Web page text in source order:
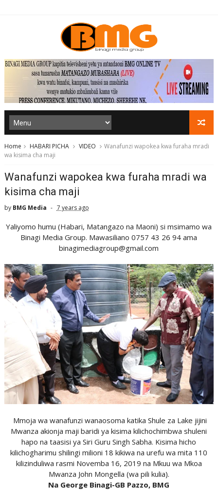
Home HABARI PICHA VIDEO
Wanafunzi wapokea kwa furaha mradi
wa kisima cha maji
Wanafunzi wapokea kwa furaha mradi wa
kisima cha maji
by BMG Media 7 years ago
Yaliyomo humu (Habari, Matangazo na Maoni) si msimamo wa
Binagi Media Group. Mawasiliano 0757 43 26 94 ama
binagimediagroup@gmail.com
Mmoja wa wanafunzi wanaosoma katika Shule za Lake jijini
Mwanza akionja maji baridi ya kisima kilichochimbwa shuleni
hapo na taasisi ya Siri Guru Singh Sabha. Kisima hicho
kilichogharimu shilingi milioni 18 kikiwa na urefu wa mita 110
kilizinduliwa rasmi Novemba 16, 2019 na Mkuu wa Mkoa
Mwanza John Mongella (wa pili kulia).
Na George Binagi-GB Pazzo, BMG